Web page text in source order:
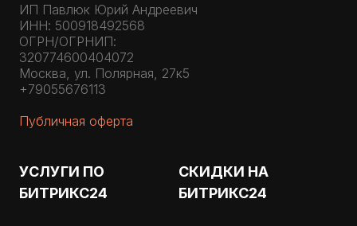
ИП Павлюк Юрий Андреевич
ИНН: 500918492568
ОГРН/ОГРНИП:
320774600404072
Москва, ул. Полярная, 27к5
+79055676113
Публичная оферта
УСЛУГИ ПО
БИТРИКС24
СКИДКИ НА
БИТРИКС24